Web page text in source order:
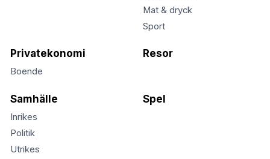
Mat & dryck
Sport
Privatekonomi
Boende
Resor
Samhälle
Inrikes
Politik
Utrikes
Spel